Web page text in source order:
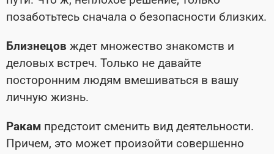
позаботьтесь сначала о безопасности близких.
Близнецов ждет множество знакомств и
деловых встреч. Только не давайте
посторонним людям вмешиваться в вашу
личную жизнь.
Ракам предстоит сменить вид деятельности.
Причем, это может произойти совершенно